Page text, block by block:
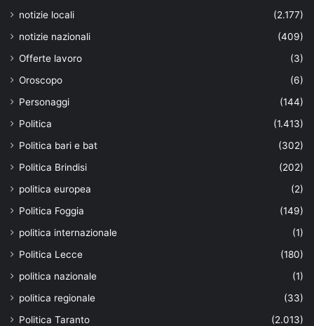
notizie locali
(2.177)
notizie nazionali
(409)
Offerte lavoro
(3)
Oroscopo
(6)
Personaggi
(144)
Politica
(1.413)
Politica bari e bat
(302)
Politica Brindisi
(202)
politica europea
(2)
Politica Foggia
(149)
politica internazionale
(1)
Politica Lecce
(180)
politica nazionale
(1)
politica regionale
(33)
Politica Taranto
(2.013)